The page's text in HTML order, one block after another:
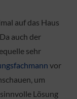
auf das Haus
auch der
sehr
vor
um
Lösung